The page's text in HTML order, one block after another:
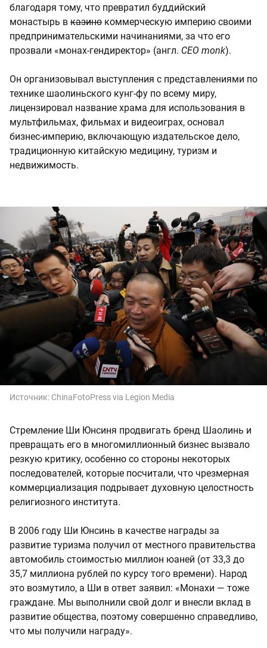
благодаря тому, что превратил буддийский
монастырь в казино коммерческую империю своими
предпринимательскими начинаниями, за что его
прозвали «монах-гендиректор» (англ. CEO monk).
Он организовывал выступления с представлениями по
технике шаолиньского кунг-фу по всему миру,
лицензировал название храма для использования в
мультфильмах, фильмах и видеоиграх, основал
бизнес-империю, включающую издательское дело,
традиционную китайскую медицину, туризм и
недвижимость.
Источник: ChinaFotoPress via Legion Media
Стремление Ши Юнсиня продвигать бренд Шаолинь и
превращать его в многомиллионный бизнес вызвало
резкую критику, особенно со стороны некоторых
последователей, которые посчитали, что чрезмерная
коммерциализация подрывает духовную целостность
религиозного института.
В 2006 году Ши Юнсинь в качестве награды за
развитие туризма получил от местного правительства
автомобиль стоимостью миллион юаней (от 33,3 до
35,7 миллиона рублей по курсу того времени). Народ
это возмутило, а Ши в ответ заявил: «Монахи — тоже
граждане. Мы выполнили свой долг и внесли вклад в
развитие общества, поэтому совершенно справедливо,
что мы получили награду».